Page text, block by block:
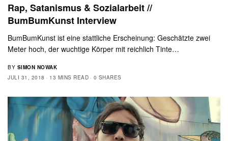
Rap, Satanismus & Sozialarbeit //
BumBumKunst Interview
BumBumKunst ist eine stattliche Erscheinung: Geschätzte zwei
Meter hoch, der wuchtige Körper mit reichlich Tinte…
BY SIMON NOWAK
JULI 31, 2018
13 MINS READ 0 SHARES